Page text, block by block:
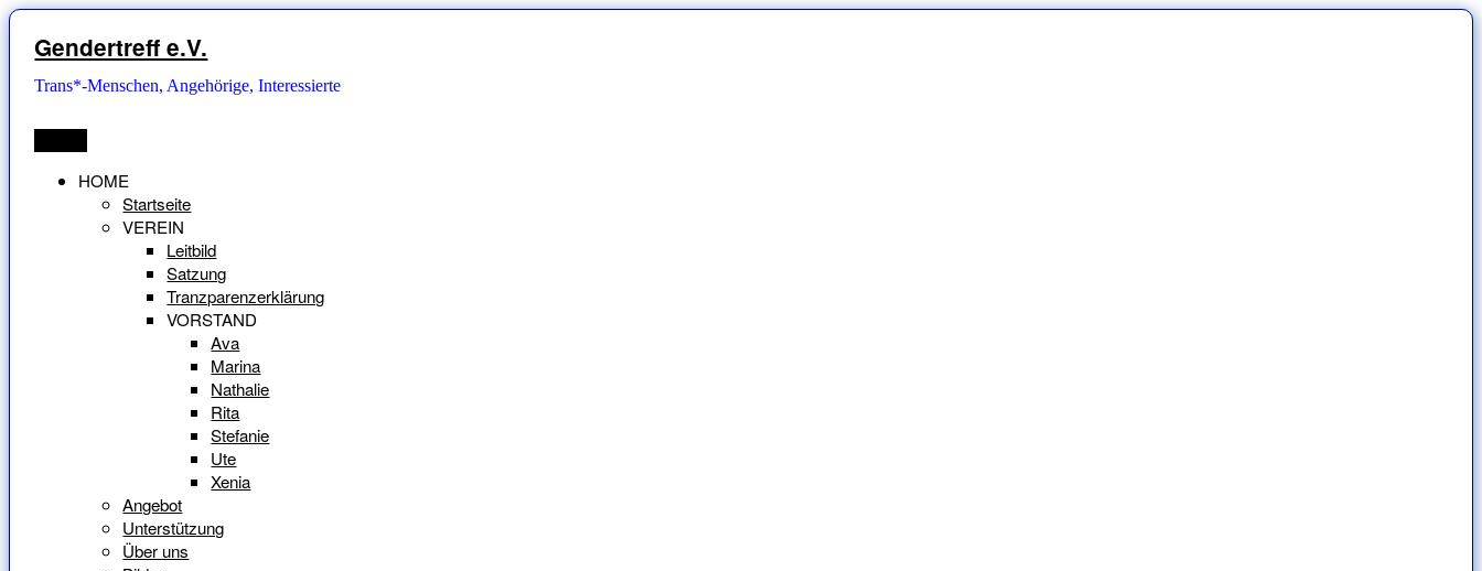
Zum
Inhalt
springen
Gendertreff e.V.
Trans*-Menschen, Angehörige, Interessierte
HOME
Startseite
VEREIN
Leitbild
Satzung
Tranzparenzerklärung
VORSTAND
Ava
Marina
Nathalie
Rita
Stefanie
Ute
Xenia
Angebot
Unterstützung
Über uns